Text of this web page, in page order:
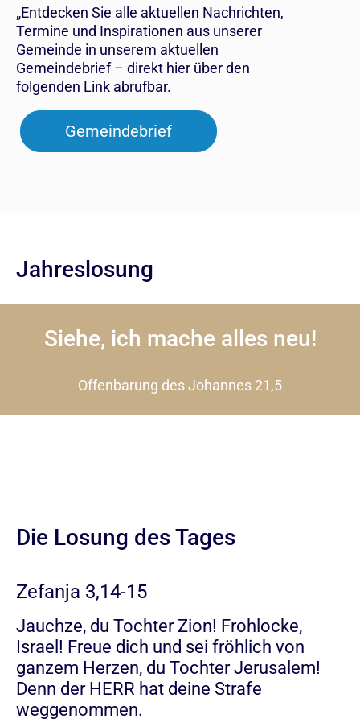
„Entdecken Sie alle aktuellen Nachrichten,
Termine und Inspirationen aus unserer
Gemeinde in unserem aktuellen
Gemeindebrief – direkt hier über den
folgenden Link abrufbar.
Gemeindebrief
Jahreslosung
Siehe, ich mache alles neu!
Offenbarung des Johannes 21,5
Die Losung des Tages
Jauchze, du Tochter Zion! Frohlocke,
Israel! Freue dich und sei fröhlich von
ganzem Herzen, du Tochter Jerusalem!
Denn der HERR hat deine Strafe
weggenommen.
Zefanja 3,14-15